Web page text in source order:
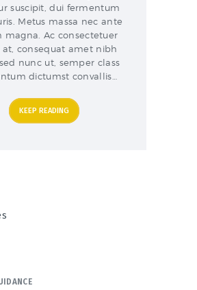
suscipit, dui fermentum
Metus massa nec ante
magna. Ac consectetuer
consequat amet nibh
nunc ut, semper class
dictumst convallis…
KEEP READING